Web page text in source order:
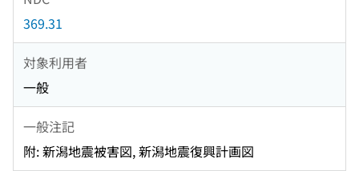
369.31
対象利用者
一般
一般注記
附: 新潟地震被害図, 新潟地震復興計画図